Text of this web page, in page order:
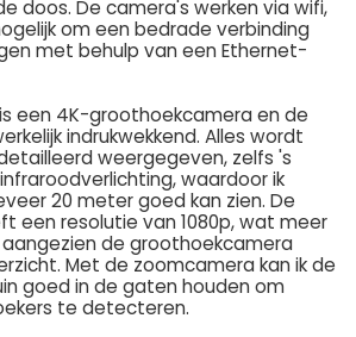
doos. De camera's werken via wifi,
om een bedrade verbinding
met behulp van een Ethernet-
een 4K-groothoekcamera en de
indrukwekkend. Alles wordt
weergegeven, zelfs 's
waardoor ik
20 meter goed kan zien. De
een resolutie van 1080p, wat meer
de groothoekcamera
Met de zoomcamera kan ik de
goed in de gaten houden om
te detecteren.